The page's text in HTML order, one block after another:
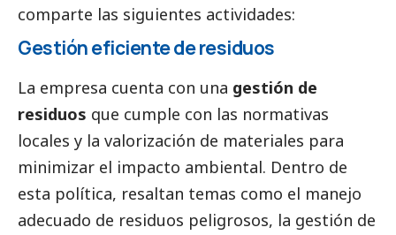
comparte las siguientes actividades:
Gestión eficiente de residuos
La empresa cuenta con una gestión de
residuos que cumple con las normativas
locales y la valorización de materiales para
minimizar el impacto ambiental. Dentro de
esta política, resaltan temas como el manejo
adecuado de residuos peligrosos, la gestión de